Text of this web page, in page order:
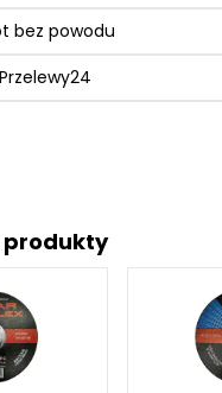
produkty
bez powodu